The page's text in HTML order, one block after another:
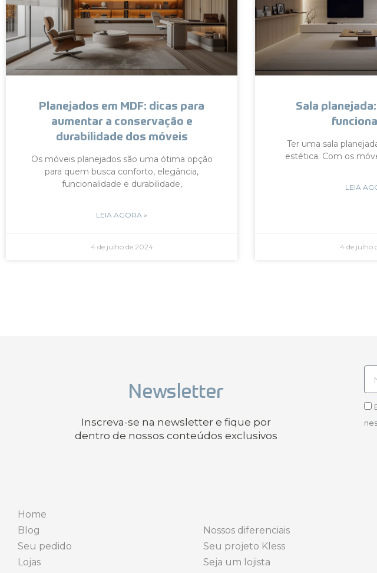
Planejados em MDF: dicas para
aumentar a conservação e
durabilidade dos móveis
Os móveis planejados são uma ótima opção
para quem busca conforto, elegância,
funcionalidade e durabilidade,
LEIA AGORA »
4 de julho de 2024
Sala
Ter uma sala
estética. Com os
LEIA
4 de julho
Newsletter
Inscreva-se na newsletter e fique por
dentro de nossos conteúdos exclusivos
Home
Blog
Seu pedido
Lojas
Nossos diferenciais
Seu projeto Kless
Seja um lojista